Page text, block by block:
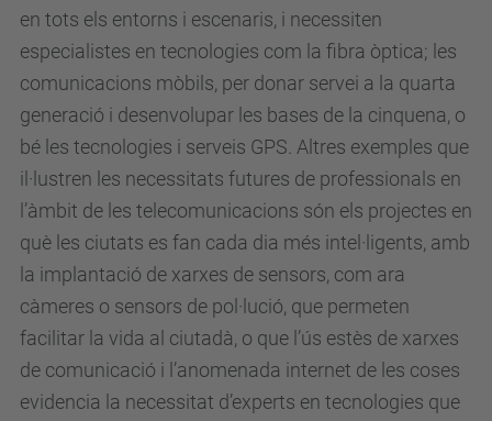
en tots els entorns i escenaris, i necessiten
especialistes en tecnologies com la fibra òptica; les
comunicacions mòbils, per donar servei a la quarta
generació i desenvolupar les bases de la cinquena, o
bé les tecnologies i serveis GPS. Altres exemples que
il·lustren les necessitats futures de professionals en
l’àmbit de les telecomunicacions són els projectes en
què les ciutats es fan cada dia més intel·ligents, amb
la implantació de xarxes de sensors, com ara
càmeres o sensors de pol·lució, que permeten
facilitar la vida al ciutadà, o que l’ús estès de xarxes
de comunicació i l’anomenada internet de les coses
evidencia la necessitat d’experts en tecnologies que